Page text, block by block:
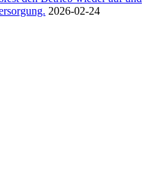
2026-02-24